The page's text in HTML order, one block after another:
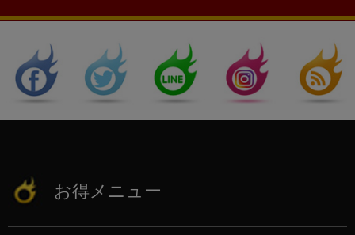
お得メニュー